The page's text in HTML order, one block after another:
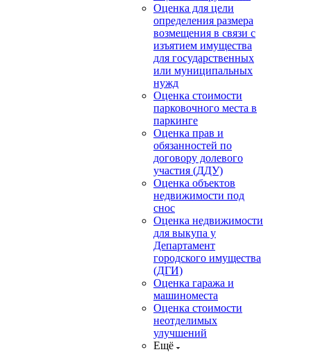
Оценка для цели
определения размера
возмещения в связи с
изъятием имущества
для государственных
или муниципальных
нужд
Оценка стоимости
парковочного места в
паркинге
Оценка прав и
обязанностей по
договору долевого
участия (ДДУ)
Оценка объектов
недвижимости под
снос
Оценка недвижимости
для выкупа у
Департамент
городского имущества
(ДГИ)
Оценка гаража и
машиноместа
Оценка стоимости
неотделимых
улучшений
Ещё